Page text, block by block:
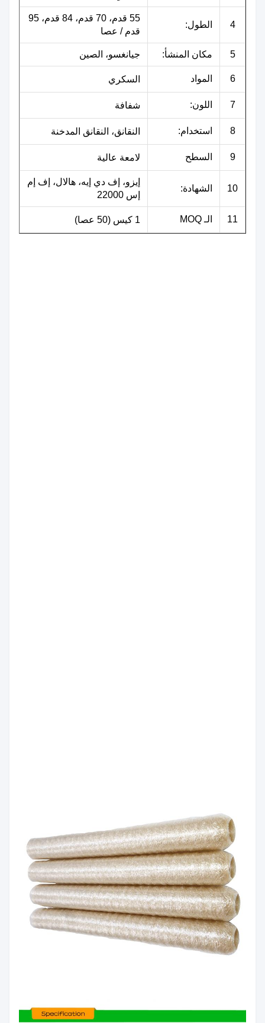
4 الطول:
55 قدم، 70 قدم، 84 قدم، 95
قدم / عصا
5 مكان المنشأ: جيانغسو، الصين
6 المواد السكري
7 اللون: شفافة
8 استخدام: النقانق، النقانق المدخنة
9 السطح لامعة عالية
10 الشهادة:
إيزو، إف دي إيه، هالال، إف إم
إس 22000
11 الـ MOQ 1 كيس (50 عصا)